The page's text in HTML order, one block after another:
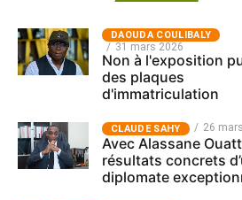
‎DAOUDA COULIBALY
31 mars 2026
Non à l'exposition
des plaques
d'immatriculation
CLAUDE SAHY 26
Avec Alassane
résultats concrets
diplomate